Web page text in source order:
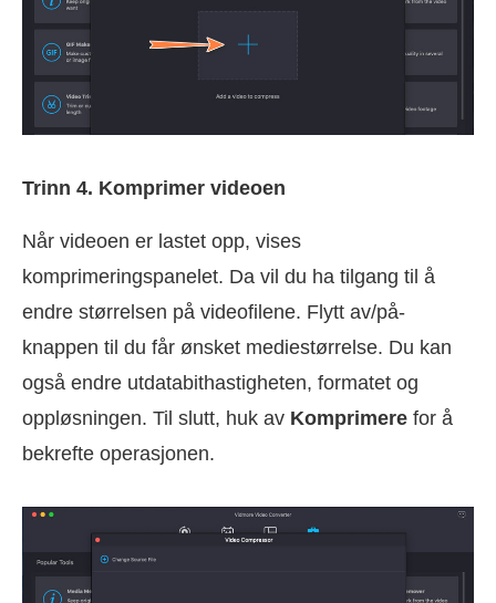
Trinn 4. Komprimer videoen
Når videoen er lastet opp, vises
komprimeringspanelet. Da vil du ha tilgang til å
endre størrelsen på videofilene. Flytt av/på-
knappen til du får ønsket mediestørrelse. Du kan
også endre utdatabithastigheten, formatet og
oppløsningen. Til slutt, huk av Komprimere for å
bekrefte operasjonen.